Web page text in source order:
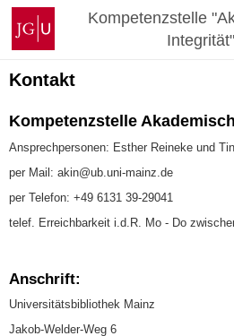
Zum
Inhalt
springen
Johannes
Gutenberg-
Universität
Mainz
Kompetenzstelle
Integrität"
Kontakt
Kompetenzstelle
Ansprechpersonen: Esther Reineke und
per Mail: akin@ub.uni-mainz.de
per Telefon: +49 6131 39-29041
telef. Erreichbarkeit i.d.R. Mo - Do
Anschrift:
Universitätsbibliothek Mainz
Jakob-Welder-Weg 6